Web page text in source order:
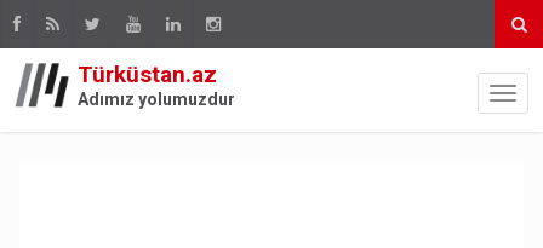
Türküstan.az
Adımız yolumuzdur